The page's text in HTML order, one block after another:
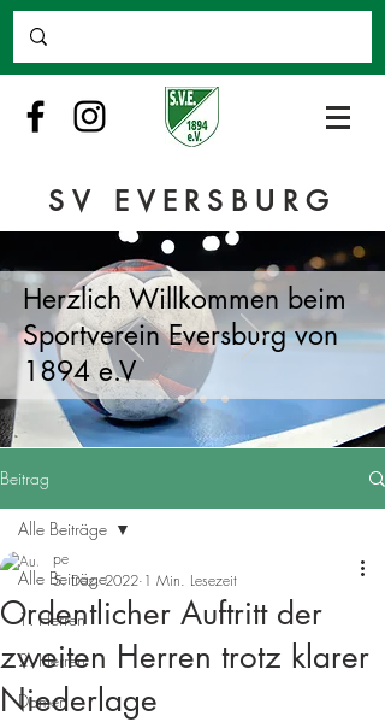
SV EVERSBURG
Herzlich Willkommen beim
Sportverein Eversburg von
1894 e.V
Beitrag
Alle Beiträge
1. Herren
2. Herren
Damen
Alle Beiträge
Ordentlicher Auftritt der
zweiten Herren trotz klarer
Niederlage
pe
5. Dez. 2022 1 Min. Lesezeit